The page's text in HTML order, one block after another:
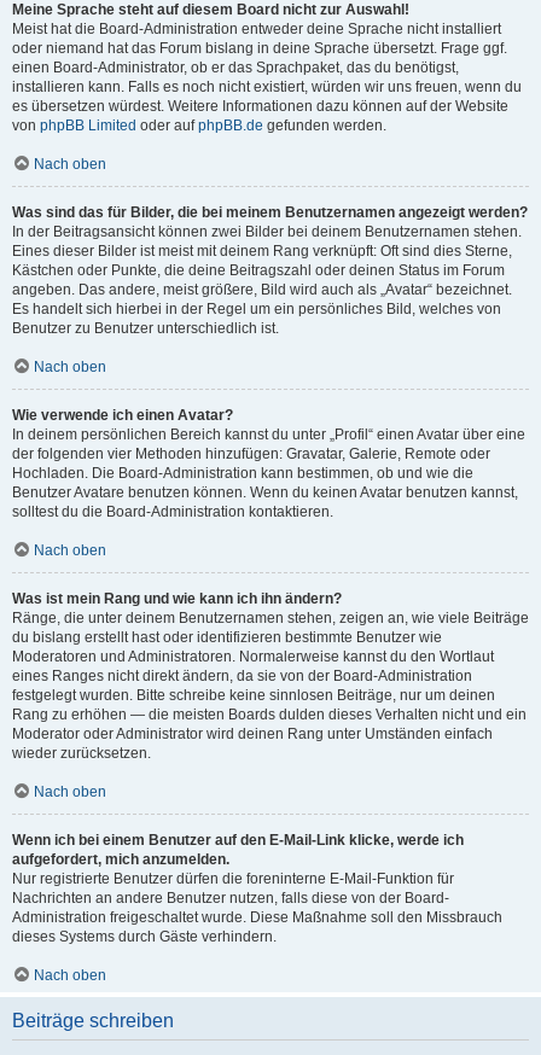
Meine Sprache steht auf diesem Board nicht zur Auswahl!
Meist hat die Board-Administration entweder deine Sprache nicht installiert
oder niemand hat das Forum bislang in deine Sprache übersetzt. Frage ggf.
einen Board-Administrator, ob er das Sprachpaket, das du benötigst,
installieren kann. Falls es noch nicht existiert, würden wir uns freuen, wenn du
es übersetzen würdest. Weitere Informationen dazu können auf der Website
von phpBB Limited oder aufphpBB.de gefunden werden.
Nach oben
Was sind das für Bilder, die bei meinem Benutzernamen angezeigt werden?
In der Beitragsansicht können zwei Bilder bei deinem Benutzernamen stehen.
Eines dieser Bilder ist meist mit deinem Rang verknüpft: Oft sind dies Sterne,
Kästchen oder Punkte, die deine Beitragszahl oder deinen Status im Forum
angeben. Das andere, meist größere, Bild wird auch als „Avatar“ bezeichnet.
Es handelt sich hierbei in der Regel um ein persönliches Bild, welches von
Benutzer zu Benutzer unterschiedlich ist.
Nach oben
Wie verwende ich einen Avatar?
In deinem persönlichen Bereich kannst du unter „Profil“ einen Avatar über eine
der folgenden vier Methoden hinzufügen: Gravatar, Galerie, Remote oder
Hochladen. Die Board-Administration kann bestimmen, ob und wie die
Benutzer Avatare benutzen können. Wenn du keinen Avatar benutzen kannst,
solltest du die Board-Administration kontaktieren.
Nach oben
Was ist mein Rang und wie kann ich ihn ändern?
Ränge, die unter deinem Benutzernamen stehen, zeigen an, wie viele Beiträge
du bislang erstellt hast oder identifizieren bestimmte Benutzer wie
Moderatoren und Administratoren. Normalerweise kannst du den Wortlaut
eines Ranges nicht direkt ändern, da sie von der Board-Administration
festgelegt wurden. Bitte schreibe keine sinnlosen Beiträge, nur um deinen
Rang zu erhöhen — die meisten Boards dulden dieses Verhalten nicht und ein
Moderator oder Administrator wird deinen Rang unter Umständen einfach
wieder zurücksetzen.
Nach oben
Wenn ich bei einem Benutzer auf den E-Mail-Link klicke, werde ich
aufgefordert, mich anzumelden.
Nur registrierte Benutzer dürfen die foreninterne E-Mail-Funktion für
Nachrichten an andere Benutzer nutzen, falls diese von der Board-
Administration freigeschaltet wurde. Diese Maßnahme soll den Missbrauch
dieses Systems durch Gäste verhindern.
Nach oben
Beiträge schreiben